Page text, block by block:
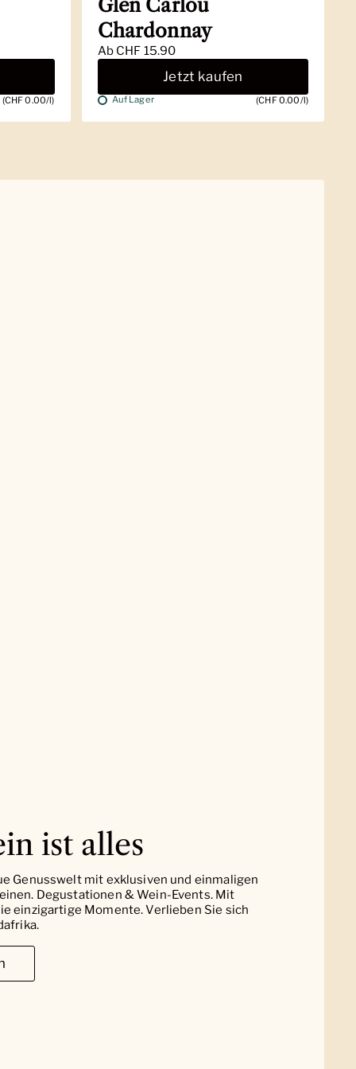
(CHF 0.00/l)
Glen Carlou
Chardonnay
Ab CHF 15.90
Jetzt kaufen
Auf Lager (CHF 0.00/l)
ist alles
Genusswelt mit exklusiven und einmaligen
Degustationen & Wein-Events. Mit
einzigartige Momente. Verlieben Sie sich